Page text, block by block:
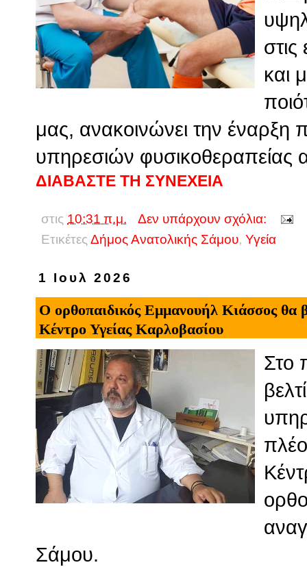
και
μας, ανακοινώνει την
υπηρεσιών φυσικοθεραπείας
ΔΙΑΒΑΣΤΕ ΤΗ ΣΥΝΕΧΕΙΑ
στις 10:31 π.μ.
Δεν υπάρχουν σχόλια:
Ετικέτες Δήμος Ανατολικής Σάμου, Υγεία
1 Ιουλ 2026
Ο ορθοπαιδικός Εμμανουήλ Κιάσσος θα
Κέντρο Υγείας Καρλοβασίου
Στο
Σάμου.